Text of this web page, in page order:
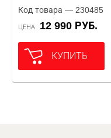
Код товара — 230485
ЦЕНА 12 990 РУБ.
КУПИТЬ